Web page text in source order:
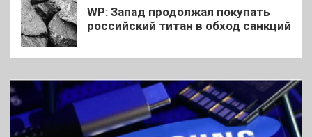
WP: Запад продолжал покупать
российский титан в обход санкций